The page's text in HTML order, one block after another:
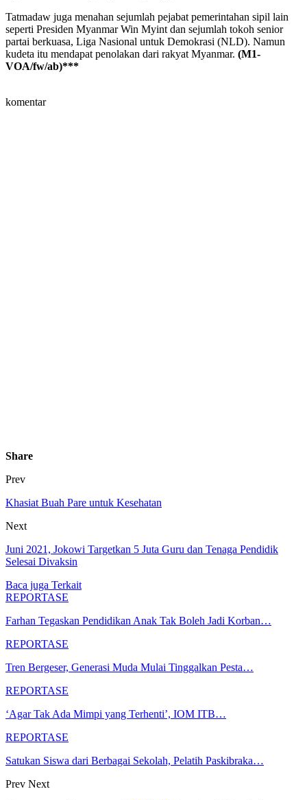
Tatmadaw juga menahan sejumlah pejabat pemerintahan sipil lain
seperti Presiden Myanmar Win Myint dan sejumlah tokoh senior
partai berkuasa, Liga Nasional untuk Demokrasi (NLD). Namun
kudeta itu mendapat penolakan dari rakyat Myanmar. (M1-
VOA/fw/ab)***
komentar
Share
Prev
Khasiat Buah Pare untuk Kesehatan
Next
Juni 2021, Jokowi Targetkan 5 Juta Guru dan Tenaga Pendidik
Selesai Divaksin
Baca juga Terkait
REPORTASE
Farhan Tegaskan Pendidikan Anak Tak Boleh Jadi Korban…
REPORTASE
Tren Bergeser, Generasi Muda Mulai Tinggalkan Pesta…
REPORTASE
‘Agar Tak Ada Mimpi yang Terhenti’, IOM ITB…
REPORTASE
Satukan Siswa dari Berbagai Sekolah, Pelatih Paskibraka…
Prev Next